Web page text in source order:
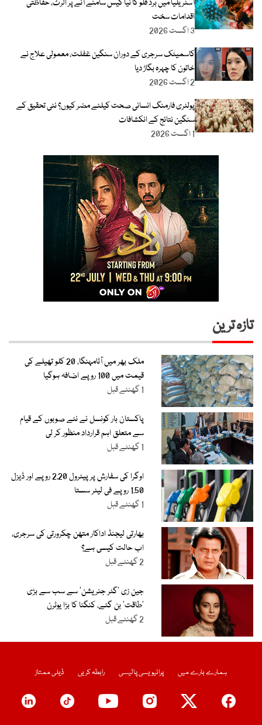
آسٹریلیا میں برڈ فلو کا نیا کیس سامنے آنے پر الرٹ، حفاظتی
اقدامات سخت
3 اگست 2026
کاسمیٹک سرجری کے دوران سنگین غفلت، معمولی علاج نے
خاتون کا چہرہ بگاڑ دیا
2 اگست 2026
پولٹری فارمنگ انسانی صحت کیلئے مضر کیوں؟ نئی تحقیق کے
سنگین نتائج کے انکشافات
1 اگست 2026
تازہ ترین
ملک بھر میں آٹامہنگا، 20 کلو تھیلے کی
قیمت میں 100 روپے اضافہ ہوگیا
1 گھنٹے قبل
پاکستان بار کونسل نے نئے صوبوں کے قیام
سے متعلق اہم قرارداد منظور کر لی
1 گھنٹے قبل
اوگرا کی سفارش پر پیٹرول 2.20 روپے اور ڈیزل
1.50 روپے فی لیٹر سستا
1 گھنٹے قبل
بھارتی لیجنڈ اداکار متھن چکرورتی کی سرجری،
اب حالت کیسی ہے؟
2 گھنٹے قبل
جین زی ’گٹر جنریشن‘ سے سب سے بڑی
’طاقت‘ بن گئے، کنگنا کا بڑا یوٹرن
2 گھنٹے قبل
ہمارے بارے میں پرائیویسی پالیسی رابطہ کریں ڈیلی ممتاز